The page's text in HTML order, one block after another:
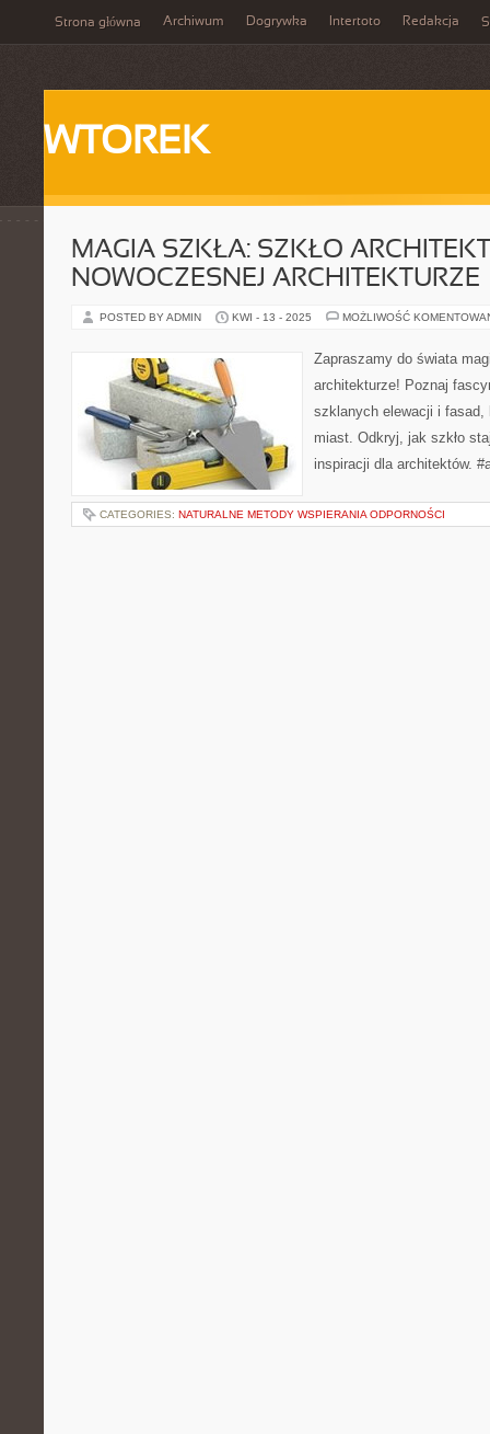
Strona główna Archiwum Dogrywka Intertoto Redakcja
WTOREK
MAGIA SZKŁA: SZKŁO
NOWOCZESNEJ ARCHITEKTURZE
POSTED BY ADMIN KWI - 13 - 2025 MOŻLIWOŚĆ
Zapraszamy do świata
architekturze! Poznaj
szklanych elewacji i fasad,
miast. Odkryj, jak szkło
inspiracji dla architektów.
CATEGORIES: NATURALNE METODY WSPIERANIA ODPORNOŚCI